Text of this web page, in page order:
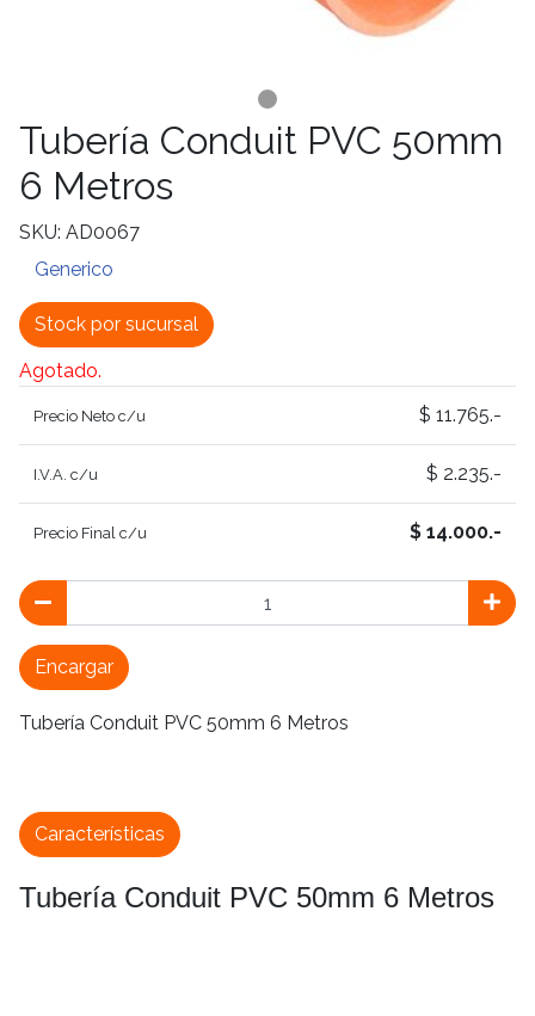
Tubería Conduit PVC 50mm
6 Metros
SKU: AD0067
Generico
Stock por sucursal
Agotado.
Precio Neto c/u $ 11.765.-
I.V.A. c/u $ 2.235.-
Precio Final c/u $ 14.000.-
Encargar
Tubería Conduit PVC 50mm 6 Metros
Tubería Conduit PVC 50mm 6 Metros
Características